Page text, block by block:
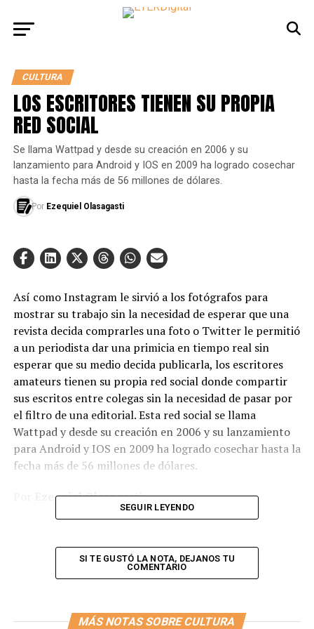
CULTURA
LOS ESCRITORES TIENEN SU PROPIA
RED SOCIAL
Se llama Wattpad y desde su creación en 2006 y su
lanzamiento para Android y IOS en 2009 ha logrado cosechar
hasta la fecha más de 56 millones de dólares.
Por Ezequiel Olasagasti
Así como Instagram le sirvió a los fotógrafos para
mostrar su trabajo sin la necesidad de esperar que una
revista decida comprarles una foto o Twitter le permitió
a un periodista dar una primicia en tiempo real sin
esperar que su medio decida publicarla, los escritores
amateurs tienen su propia red social donde compartir
sus escritos entre colegas sin la necesidad de pasar por
el filtro de una editorial. Esta red social se llama
Wattpad y desde su creación en 2006 y su lanzamiento
para Android y IOS en 2009 ha logrado cosechar hasta la
fecha más de 56 millones de dólares.
Ezequiel Olasagasti
me gusta de ella es que te permite llegar a lectores de
todo el mundo de forma gratuita”, dice la escritora
Eliana Denise, autora de dos novelas en la plataforma
Autores Argentinos. Wattpad cuenta con más de 50
SEGUIR LEYENDO
SI TE GUSTÓ LA NOTA, DEJANOS TU
COMENTARIO
MÁS NOTAS SOBRE CULTURA